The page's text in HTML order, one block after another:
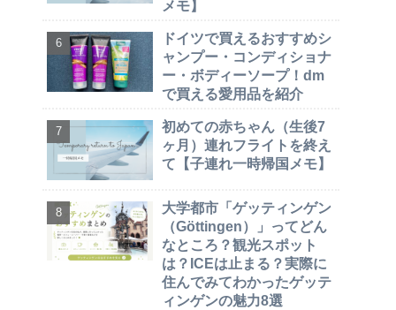
メモ】
ドイツで買えるおすすめシ
ャンプー・コンディショナ
ー・ボディーソープ！dm
で買える愛用品を紹介
初めての赤ちゃん（生後7
ヶ月）連れフライトを終え
て【子連れ一時帰国メモ】
大学都市「ゲッティンゲン
（Göttingen）」ってどん
なところ？観光スポット
は？ICEは止まる？実際に
住んでみてわかったゲッテ
ィンゲンの魅力8選